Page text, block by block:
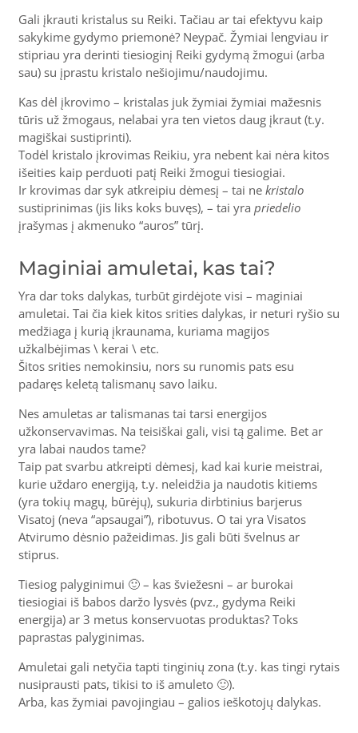
Gali įkrauti kristalus su Reiki. Tačiau ar tai efektyvu kaip
sakykime gydymo priemonė? Neypač. Žymiai lengviau ir
stipriau yra derinti tiesioginį Reiki gydymą žmogui (arba
sau) su įprastu kristalo nešiojimu/naudojimu.
Kas dėl įkrovimo – kristalas juk žymiai žymiai mažesnis
tūris už žmogaus, nelabai yra ten vietos daug įkraut (t.y.
magiškai sustiprinti).
Todėl kristalo įkrovimas Reikiu, yra nebent kai nėra kitos
išeities kaip perduoti patį Reiki žmogui tiesiogiai.
Ir krovimas dar syk atkreipiu dėmesį – tai ne kristalo
sustiprinimas (jis liks koks buvęs), – tai yra priedelio
įrašymas į akmenuko “auros” tūrį.
Maginiai amuletai, kas tai?
Yra dar toks dalykas, turbūt girdėjote visi – maginiai
amuletai. Tai čia kiek kitos srities dalykas, ir neturi ryšio su
medžiaga į kurią įkraunama, kuriama magijos
užkalbėjimas \ kerai \ etc.
Šitos srities nemokinsiu, nors su runomis pats esu
padaręs keletą talismanų savo laiku.
Nes amuletas ar talismanas tai tarsi energijos
užkonservavimas. Na teisiškai gali, visi tą galime. Bet ar
yra labai naudos tame?
Taip pat svarbu atkreipti dėmesį, kad kai kurie meistrai,
kurie uždaro energiją, t.y. neleidžia ja naudotis kitiems
(yra tokių magų, būrėjų), sukuria dirbtinius barjerus
Visatoj (neva “apsaugai”), ribotuvus. O tai yra Visatos
Atvirumo dėsnio pažeidimas. Jis gali būti švelnus ar
stiprus.
Tiesiog palyginimui 🙂 – kas šviežesni – ar burokai
tiesiogiai iš babos daržo lysvės (pvz., gydyma Reiki
energija) ar 3 metus konservuotas produktas? Toks
paprastas palyginimas.
Amuletai gali netyčia tapti tinginių zona (t.y. kas tingi rytais
nusiprausti pats, tikisi to iš amuleto 🙂).
Arba, kas žymiai pavojingiau – galios ieškotojų dalykas.